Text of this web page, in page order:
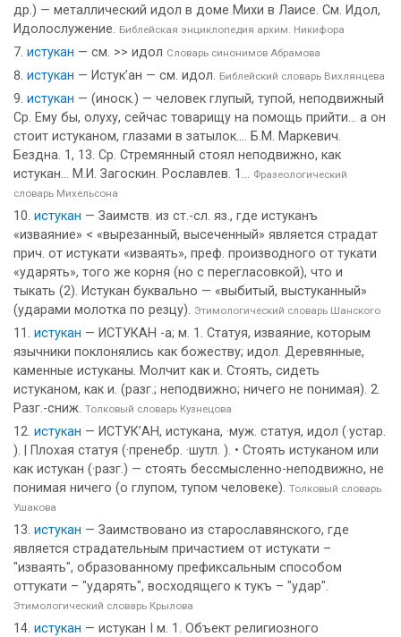
др.) — металлический идол в доме Михи в Лаисе. См. Идол,
Идолослужение. Библейская энциклопедия архим. Никифора
истукан — см. >> идол Словарь синонимов Абрамова
истукан — Истук’ан — см. идол. Библейский словарь Вихлянцева
истукан — (иноск.) — человек глупый, тупой, неподвижный
Ср. Ему бы, олуху, сейчас товарищу на помощь прийти... а он
стоит истуканом, глазами в затылок.... Б.М. Маркевич.
Бездна. 1, 13. Ср. Стремянный стоял неподвижно, как
истукан... М.И. Загоскин. Рославлев. 1... Фразеологический
словарь Михельсона
истукан — Заимств. из ст.-сл. яз., где истуканъ
«изваяние» < «вырезанный, высеченный» является страдат
прич. от истукати «изваять», преф. производного от тукати
«ударять», того же корня (но с перегласовкой), что и
тыкать (2). Истукан буквально — «выбитый, выстуканный»
(ударами молотка по резцу). Этимологический словарь Шанского
истукан — ИСТУКАН -а; м. 1. Статуя, изваяние, которым
язычники поклонялись как божеству; идол. Деревянные,
каменные истуканы. Молчит как и. Стоять, сидеть
истуканом, как и. (разг.; неподвижно; ничего не понимая). 2.
Разг.-сниж. Толковый словарь Кузнецова
истукан — ИСТУК’АН, истукана, ·муж. статуя, идол (·устар.
). | Плохая статуя (·пренебр. ·шутл. ). • Стоять истуканом или
как истукан (·разг.) — стоять бессмысленно-неподвижно, не
понимая ничего (о глупом, тупом человеке). Толковый словарь
Ушакова
истукан — Заимствовано из старославянского, где
является страдательным причастием от истукати –
"изваять", образованному префиксальным способом
оттукати – "ударять", восходящего к тукъ – "удар".
Этимологический словарь Крылова
истукан — истукан I м. 1. Объект религиозного